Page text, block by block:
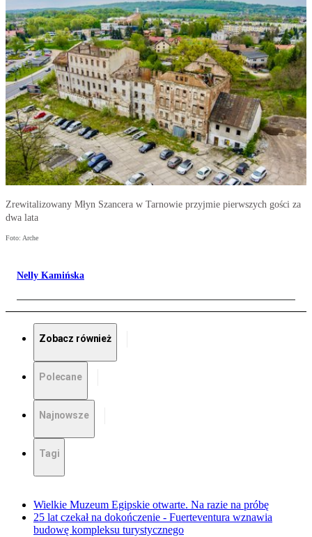
Zrewitalizowany Młyn Szancera w Tarnowie przyjmie pierwszych gości za
dwa lata
Foto: Arche
Nelly Kamińska
Zobacz również
Polecane
Najnowsze
Tagi
Wielkie Muzeum Egipskie otwarte. Na razie na próbę
25 lat czekał na dokończenie - Fuerteventura wznawia
budowę kompleksu turystycznego